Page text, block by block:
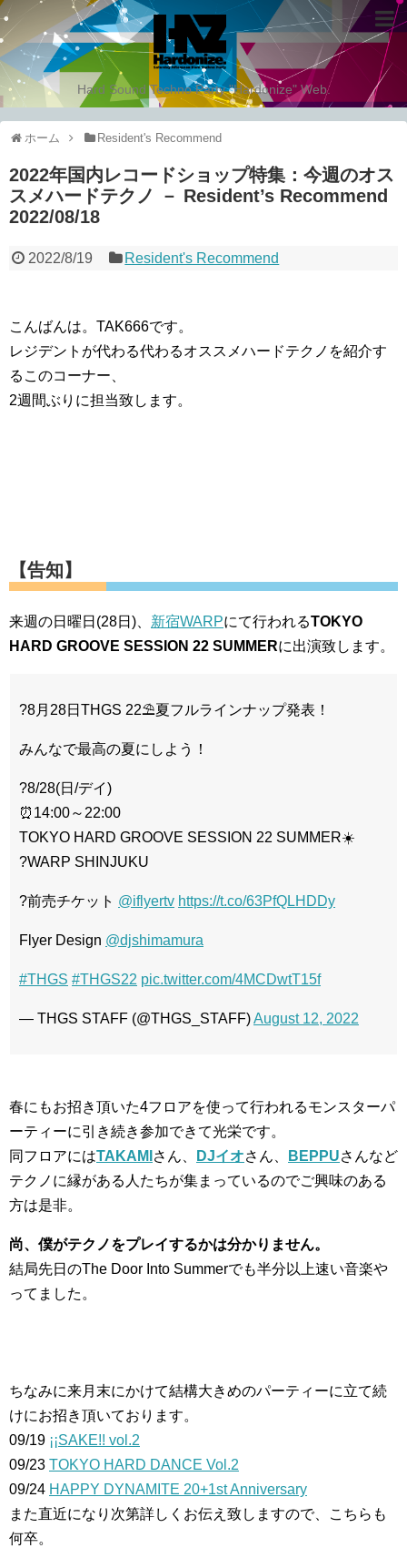
Hard Sound Techno Party "Hardonize" Web.
ホーム Resident's Recommend
2022年国内レコードショップ特集：今週のオス
スメハードテクノ － Resident’s Recommend
2022/08/18
2022/8/19 Resident's Recommend
こんばんは。TAK666です。
レジデントが代わる代わるオススメハードテクノを紹介す
るこのコーナー、
2週間ぶりに担当致します。
【告知】
来週の日曜日(28日)、 新宿WARPにて行われるTOKYO
HARD GROOVE SESSION 22 SUMMERに出演致します。
?8月28日THGS 22⛱夏フルラインナップ発表！
みんなで最高の夏にしよう！
?8/28(日/デイ)
⏰14:00～22:00
TOKYO HARD GROOVE SESSION 22 SUMMER☀️
?WARP SHINJUKU
?前売チケット @iflyertv https://t.co/63PfQLHDDy
Flyer Design @djshimamura
#THGS #THGS22 pic.twitter.com/4MCDwtT15f
— THGS STAFF (@THGS_STAFF)August 12, 2022
春にもお招き頂いた4フロアを使って行われるモンスターパ
ーティーに引き続き参加できて光栄です。
同フロアにはTAKAMI さん、 DJイオさん、 BEPPUさんなど
テクノに縁がある人たちが集まっているのでご興味のある
方は是非。
尚、僕がテクノをプレイするかは分かりません。
結局先日のThe Door Into Summerでも半分以上速い音楽や
ってました。
ちなみに来月末にかけて結構大きめのパーティーに立て続
けにお招き頂いております。
09/19 ¡¡SAKE!! vol.2
09/23 TOKYO HARD DANCE Vol.2
09/24 HAPPY DYNAMITE 20+1st Anniversary
また直近になり次第詳しくお伝え致しますので、こちらも
何卒。